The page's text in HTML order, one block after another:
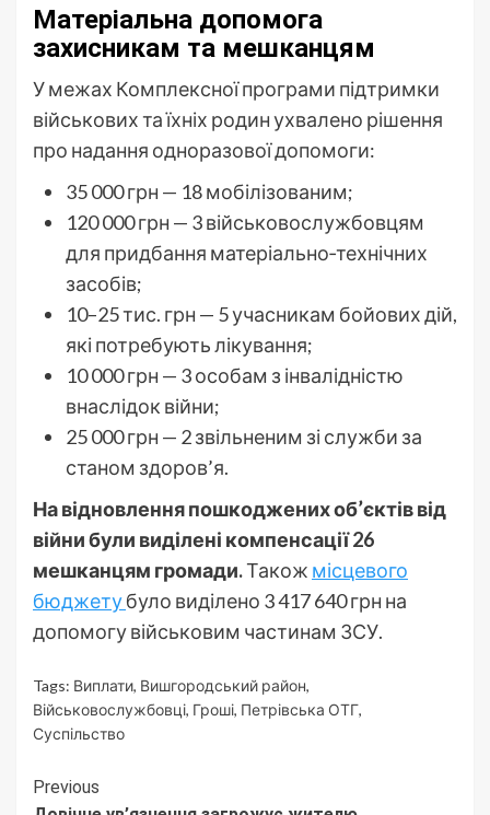
Матеріальна допомога
захисникам та мешканцям
У межах Комплексної програми підтримки
військових та їхніх родин ухвалено рішення
про надання одноразової допомоги:
35 000 грн — 18 мобілізованим;
120 000 грн — 3 військовослужбовцям
для придбання матеріально‑технічних
засобів;
10–25 тис. грн — 5 учасникам бойових дій,
які потребують лікування;
10 000 грн — 3 особам з інвалідністю
внаслідок війни;
25 000 грн — 2 звільненим зі служби за
станом здоров’я.
На відновлення пошкоджених об’єктів від
війни були виділені компенсації 26
мешканцям громади.Також місцевого
бюджетубуло виділено 3 417 640 грн на
допомогу військовим частинам ЗСУ.
Tags: Виплати, Вишгородський район,
Військовослужбовці, Гроші, Петрівська ОТГ,
Суспільство
Continue
Previous